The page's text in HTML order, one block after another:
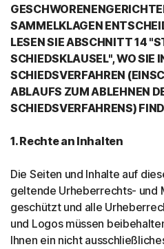
SAMMELKLAGEN
LESEN SIE ABSCHNITT 14
SCHIEDSKLAUSEL", WO SIE
SCHIEDSVERFAHREN
ABLAUFS ZUM ABLEHNEN
SCHIEDSVERFAHRENS)
1. Rechte an Inhalten
Die Seiten und Inhalte auf
geltende Urheberrechts- und
geschützt und alle
und Logos müssen
Ihnen ein nicht